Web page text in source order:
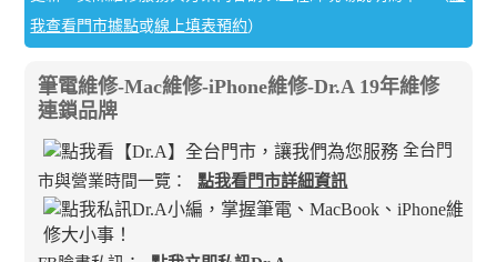
我查看門市據點或線上填表預約）
筆電維修-Mac維修-iPhone維修-Dr.A 19年維修
連鎖品牌
全台門
市與營業時間一覽：
點我看門市詳細資訊